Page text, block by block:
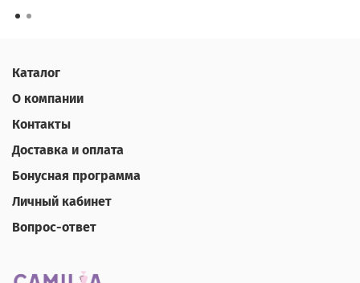
Каталог
О компании
Контакты
Доставка и оплата
Бонусная программа
Личный кабинет
Вопрос-ответ